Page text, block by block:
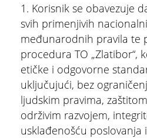
1. Korisnik se obavezuje
svih primenjivih
međunarodnih pravila te
procedura TO „Zlatibor“,
etičke i odgovorne
uključujući, bez
ljudskim pravima,
održivim razvojem,
usklađenošću